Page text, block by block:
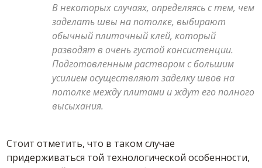
В некоторых случаях, определяясь с тем, чем
заделать швы на потолке, выбирают
обычный плиточный клей, который
разводят в очень густой консистенции.
Подготовленным раствором с большим
усилием осуществляют заделку швов на
потолке между плитами и ждут его полного
высыхания.
Стоит отметить, что в таком случае
придерживаться той технологической особенности,